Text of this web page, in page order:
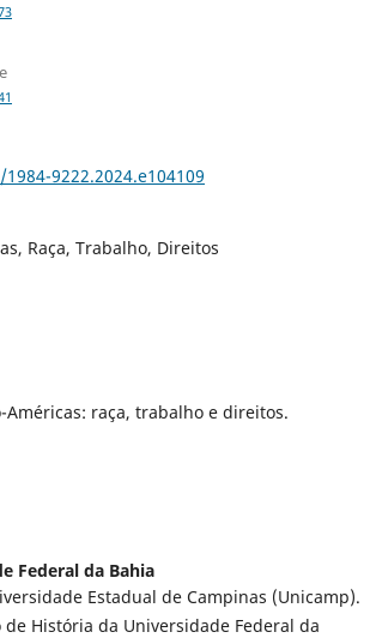
9222.2024.e104109
Raça, Trabalho, Direitos
Américas: raça, trabalho e direitos.
Federal da Bahia
Estadual de Campinas (Unicamp).
História da Universidade Federal da